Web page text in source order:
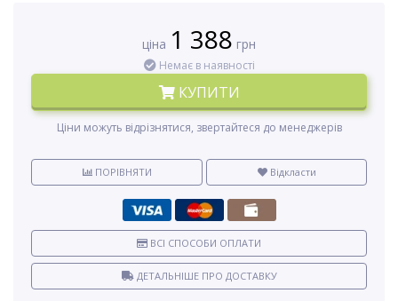
ціна 1 388 грн
Немає в наявності
КУПИТИ
Ціни можуть відрізнятися, звертайтеся до менеджерів
ПОРІВНЯТИ Відкласти
ВСІ СПОСОБИ ОПЛАТИ
ДЕТАЛЬНІШЕ ПРО ДОСТАВКУ